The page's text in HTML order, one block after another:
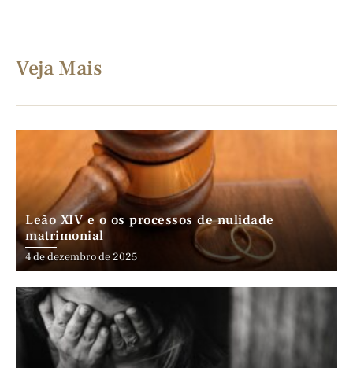
Veja Mais
Leão XIV e o os processos de nulidade
matrimonial
4 de dezembro de 2025